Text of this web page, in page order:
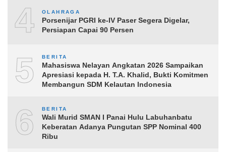
4 OLAHRAGA
Porsenijar PGRI ke-IV Paser Segera Digelar,
Persiapan Capai 90 Persen
5 BERITA
Mahasiswa Nelayan Angkatan 2026 Sampaikan
Apresiasi kepada H. T.A. Khalid, Bukti Komitmen
Membangun SDM Kelautan Indonesia
6 BERITA
Wali Murid SMAN I Panai Hulu Labuhanbatu
Keberatan Adanya Pungutan SPP Nominal 400
Ribu